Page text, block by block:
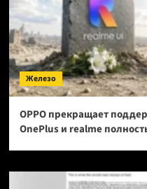
Железо
OPPO прекращает
OnePlus и realme